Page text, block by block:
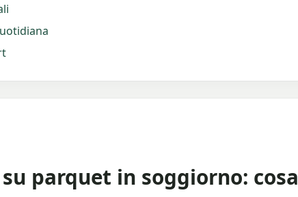
parquet in soggiorno: cosa